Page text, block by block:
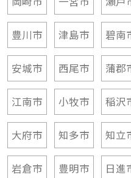
豊川市 津島市 碧南
安城市 西尾市 蒲郡
江南市 小牧市 稲沢
大府市 知多市 知立
岩倉市 豊明市 日進